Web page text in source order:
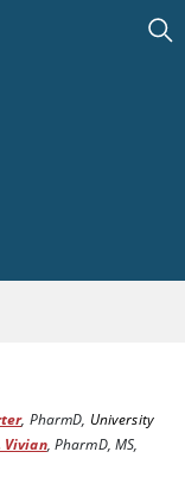
, PharmD, University
Vivian, PharmD, MS,